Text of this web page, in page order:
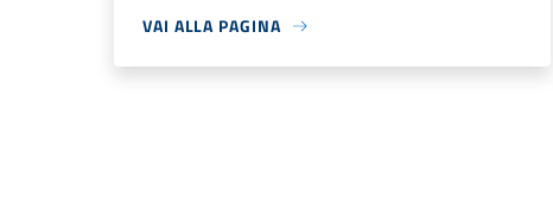
VAI ALLA PAGINA